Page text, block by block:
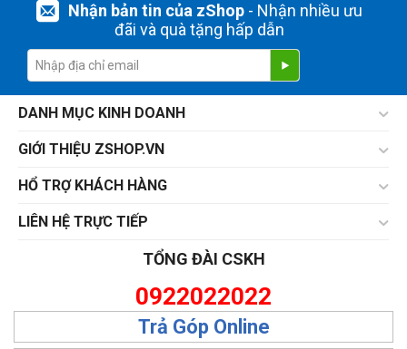
Nhận bản tin của zShop- Nhận nhiều ưu
đãi và quà tặng hấp dẫn
DANH MỤC KINH DOANH
GIỚI THIỆU ZSHOP.VN
HỔ TRỢ KHÁCH HÀNG
LIÊN HỆ TRỰC TIẾP
TỔNG ĐÀI CSKH
0922022022
Trả Góp Online